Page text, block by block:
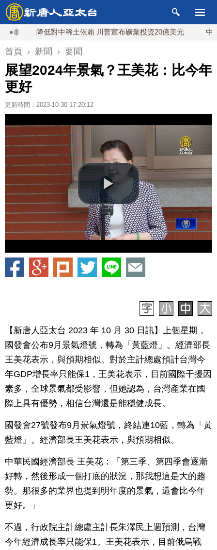
降低對中稀土依賴 川普宣布礦業投資20億美元 中東局勢
首頁 › 新聞 › 要聞
展望2024年景氣？王美花：比今年
更好
更新時間：2023-10-30 17:20:12
【新唐人亞太台 2023 年 10 月 30 日訊】上個星期，
國發會公布9月景氣燈號，轉為「黃藍燈」。經濟部長
王美花表示，與預期相似。對於主計總處預計台灣今
年GDP增長率只能保1，王美花表示，目前國際干擾因
素多，全球景氣都受影響，但她認為，台灣產業在國
際上具有優勢，相信台灣還是能穩健成長。
國發會27號發布9月景氣燈號，終結連10藍，轉為「黃
藍燈」。經濟部長王美花表示，與預期相似。
中華民國經濟部長 王美花：「第三季、第四季會逐漸
好轉，然後形成一個打底的狀況，那我想這是大的趨
勢。那很多的業界也提到明年度的景氣，還會比今年
更好。」
不過，行政院主計總處主計長朱澤民上週預測，台灣
今年經濟成長率只能保1。王美花表示，目前俄烏戰